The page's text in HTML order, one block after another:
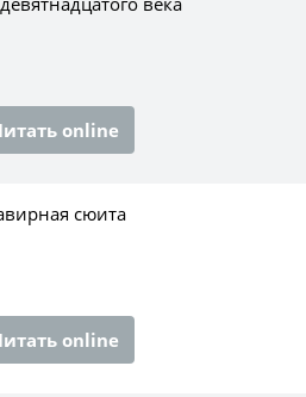
online
сюита
online